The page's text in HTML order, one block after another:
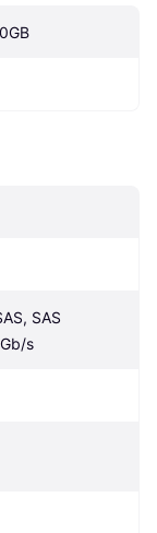
SAS
s